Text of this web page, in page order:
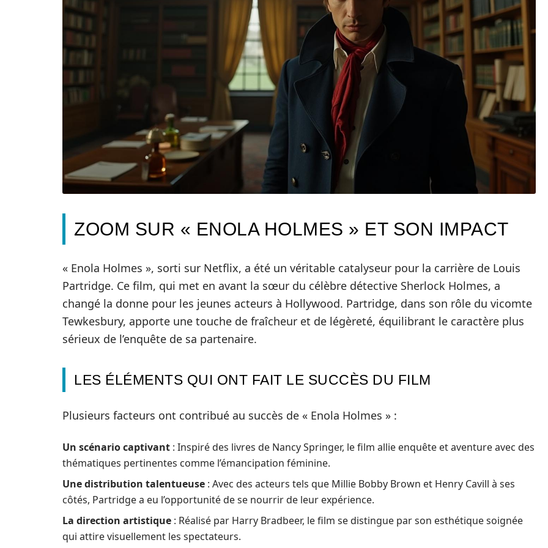
ZOOM SUR « ENOLA HOLMES » ET SON IMPACT
« Enola Holmes », sorti sur Netflix, a été un véritable catalyseur pour la carrière de Louis
Partridge. Ce film, qui met en avant la sœur du célèbre détective Sherlock Holmes, a
changé la donne pour les jeunes acteurs à Hollywood. Partridge, dans son rôle du vicomte
Tewkesbury, apporte une touche de fraîcheur et de légèreté, équilibrant le caractère plus
sérieux de l’enquête de sa partenaire.
LES ÉLÉMENTS QUI ONT FAIT LE SUCCÈS DU FILM
Plusieurs facteurs ont contribué au succès de « Enola Holmes » :
Un scénario captivant : Inspiré des livres de Nancy Springer, le film allie enquête et aventure avec des
thématiques pertinentes comme l’émancipation féminine.
Une distribution talentueuse : Avec des acteurs tels que Millie Bobby Brown et Henry Cavill à ses
côtés, Partridge a eu l’opportunité de se nourrir de leur expérience.
La direction artistique : Réalisé par Harry Bradbeer, le film se distingue par son esthétique soignée
qui attire visuellement les spectateurs.